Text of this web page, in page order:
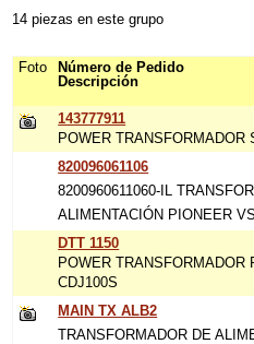
14 piezas en este grupo
Foto
Número de Pedido
Descripción
143777911
POWER TRANSFORMADOR
820096061106
8200960611060-IL
ALIMENTACIÓN PIONEER
DTT 1150
POWER TRANSFORMADOR
CDJ100S
MAIN TX ALB2
TRANSFORMADOR DE